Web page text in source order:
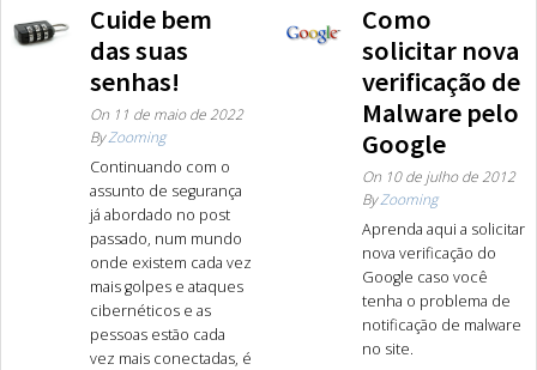
Cuide bem
das suas
senhas!
On 11 de maio de 2022
ByZooming
Continuando com o
assunto de segurança
já abordado no post
passado, num mundo
onde existem cada vez
mais golpes e ataques
cibernéticos e as
pessoas estão cada
vez mais conectadas, é
Como
solicitar nova
verificação de
Malware pelo
Google
On 10 de julho de 2012
ByZooming
Aprenda aqui a solicitar
nova verificação do
Google caso você
tenha o problema de
notificação de malware
no site.